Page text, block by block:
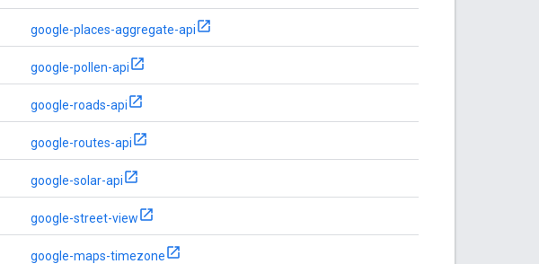
google-places-aggregate-api
google-pollen-api
google-roads-api
google-routes-api
google-solar-api
google-street-view
google-maps-timezone